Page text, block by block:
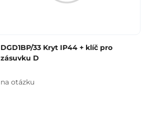
DGD1BP/33 Kryt IP44 + klíč pro
zásuvku D
na otázku